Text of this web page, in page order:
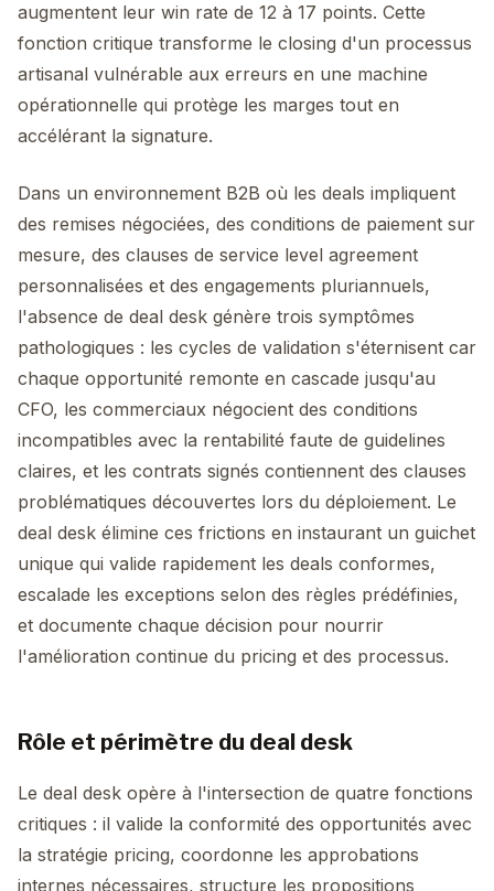
augmentent leur win rate de 12 à 17 points. Cette
fonction critique transforme le closing d'un processus
artisanal vulnérable aux erreurs en une machine
opérationnelle qui protège les marges tout en
accélérant la signature.
Dans un environnement B2B où les deals impliquent
des remises négociées, des conditions de paiement sur
mesure, des clauses de service level agreement
personnalisées et des engagements pluriannuels,
l'absence de deal desk génère trois symptômes
pathologiques : les cycles de validation s'éternisent car
chaque opportunité remonte en cascade jusqu'au
CFO, les commerciaux négocient des conditions
incompatibles avec la rentabilité faute de guidelines
claires, et les contrats signés contiennent des clauses
problématiques découvertes lors du déploiement. Le
deal desk élimine ces frictions en instaurant un guichet
unique qui valide rapidement les deals conformes,
escalade les exceptions selon des règles prédéfinies,
et documente chaque décision pour nourrir
l'amélioration continue du pricing et des processus.
Rôle et périmètre du deal desk
Le deal desk opère à l'intersection de quatre fonctions
critiques : il valide la conformité des opportunités avec
la stratégie pricing, coordonne les approbations
internes nécessaires, structure les propositions